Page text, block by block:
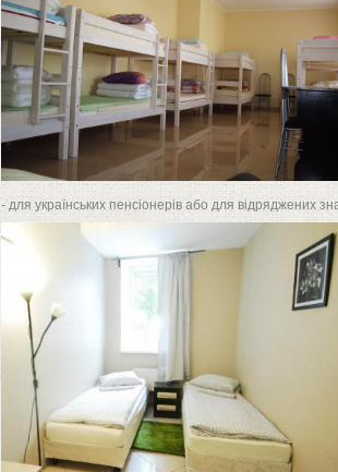
- для українських пенсіонерів або для відряджених